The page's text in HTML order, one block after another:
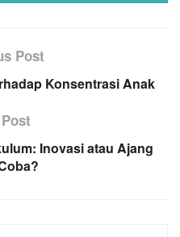
Post
Konsentrasi Anak
Inovasi atau Ajang